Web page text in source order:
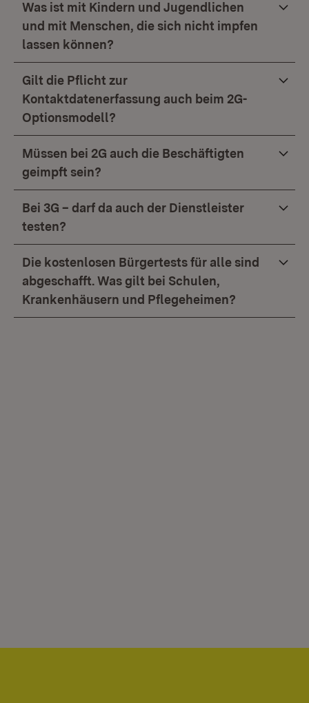
Was ist mit Kindern und Jugendlichen
und mit Menschen, die sich nicht impfen
lassen können?
Gilt die Pflicht zur
Kontaktdatenerfassung auch beim 2G-
Optionsmodell?
Müssen bei 2G auch die Beschäftigten
geimpft sein?
Bei 3G – darf da auch der Dienstleister
testen?
Die kostenlosen Bürgertests für alle sind
abgeschafft. Was gilt bei Schulen,
Krankenhäusern und Pflegeheimen?